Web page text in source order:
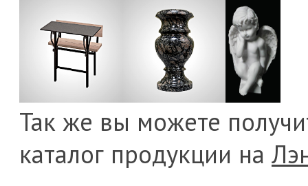
Так же вы можете
каталог продукции на